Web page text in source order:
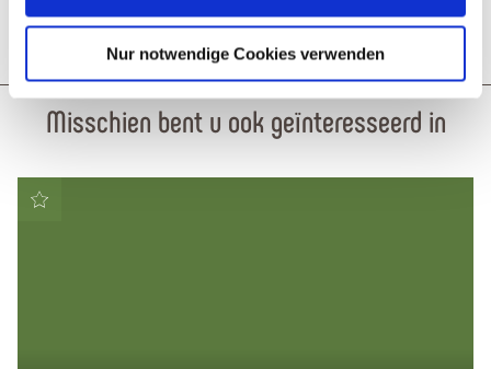
Nur notwendige Cookies verwenden
Misschien bent u ook geïnteresseerd in